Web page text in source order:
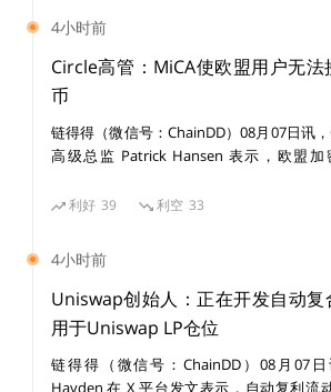
风险，并可能继续对价格产生负面影响
比推此前报道，SEC 主席 Gary
顿的一次法律会议上表示：“稳定
金、其他证券和银行存款相似的特征
金融稳定监督委员会是美国监管机构的
政部长 Janet Yellen担任主席，负责
融危机重演，该委员会在去年 10 月发
稳定币在没有遵守和配合适当监管的
的投注。他们还指出，部分新平台允许用户
用户对破坏性事件进行投机。 参议员表示，
开始前约束相关投注，并在美国及离岸市
测市场监管争议持续，明尼苏达州、肯塔基
涉及联邦与州监管权限。
4小时前
Circle高管：MiCA使欧盟用户无
币
链得得（微信号：ChainDD）08月07日讯
高级总监 Patrick Hansen 表示，欧盟
（MiCA）全面实施后，已为 21 家发行方
放许可，本地发行方实施进展良好。
足运营要求，目前仅 USDG、USDC 和
余稳定币处于 MiCA 监管范围之外，欧盟用
接入状态。 他认为，MiCA 即将进行的审
国发行方提供更务实的运营路径。欧盟金融
市场联盟总司 5 月 20 日已启动公开咨询，
用，咨询将持续至 9 月 30 日。
利好 39 利空 33
4小时前
Uniswap创始人：正在开发自动
用于Uniswap LP仓位
链得得（微信号：ChainDD）08月07
Hayden 在 X 平台发文表示，自动复利流